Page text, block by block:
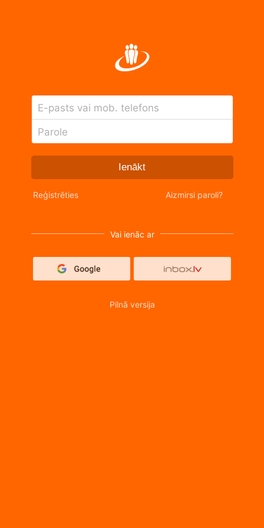
E-pasts vai mob. telefons
Parole
Ienākt
Reģistrēties Aizmirsi paroli?
Vai ienāc ar
Pilnā versija